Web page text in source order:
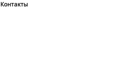
Контакты